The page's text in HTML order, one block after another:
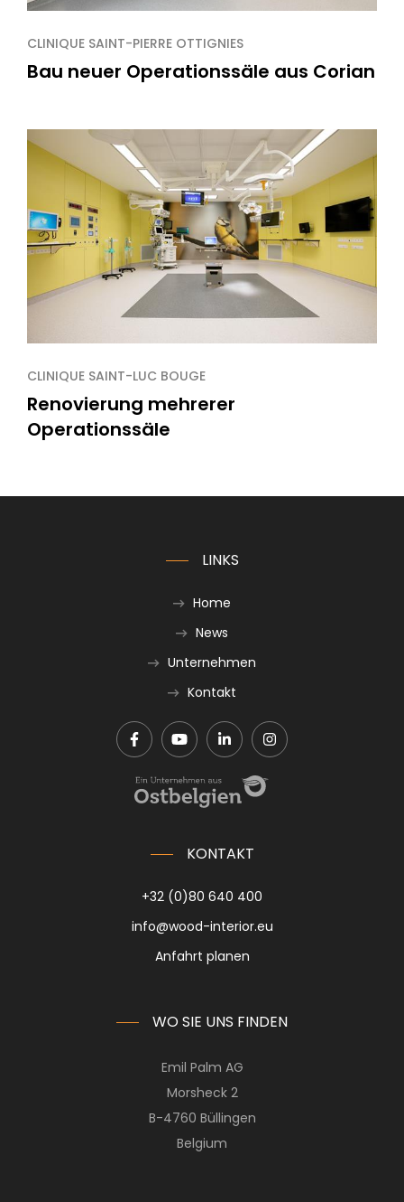
CLINIQUE SAINT-PIERRE OTTIGNIES
Bau neuer Operationssäle aus Corian
CLINIQUE SAINT-LUC BOUGE
Renovierung mehrerer
Operationssäle
LINKS
Home
News
Unternehmen
Kontakt
KONTAKT
+32 (0)80 640 400
info@wood-interior.eu
Anfahrt planen
WO SIE UNS FINDEN
Emil Palm AG
Morsheck 2
B-4760 Büllingen
Belgium